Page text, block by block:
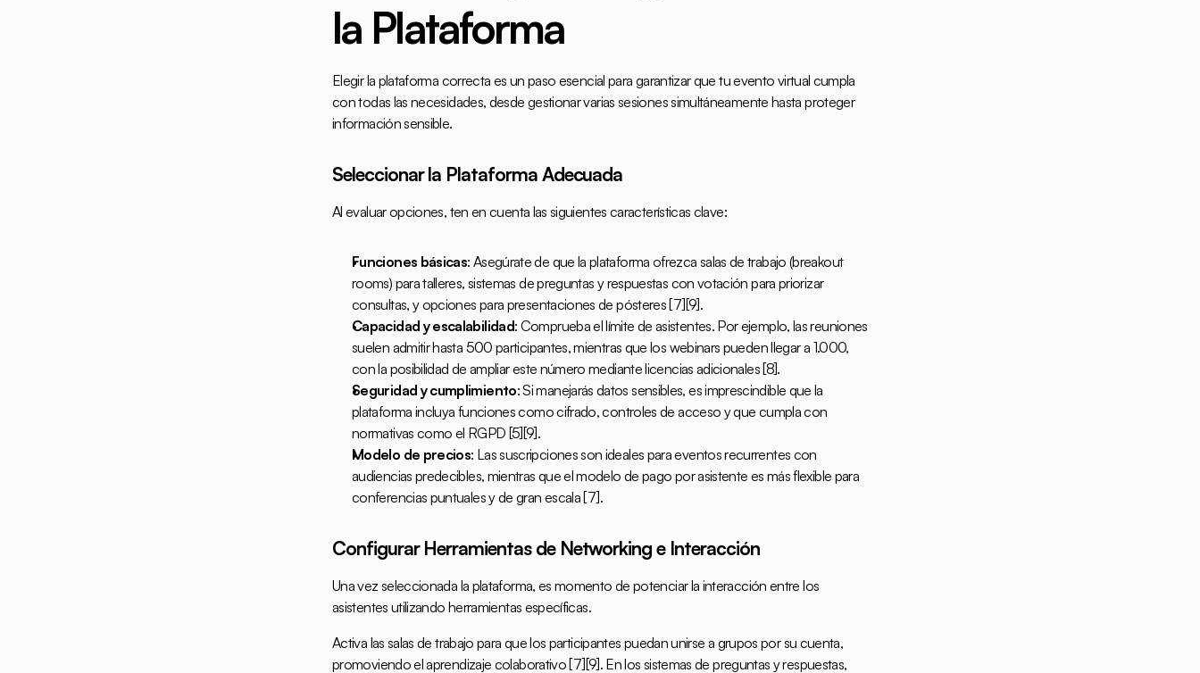
la Plataforma
Elegir la plataforma correcta es un paso esencial para garantizar que tu evento virtual cumpla
con todas las necesidades, desde gestionar varias sesiones simultáneamente hasta proteger
información sensible.
Seleccionar la Plataforma Adecuada
Al evaluar opciones, ten en cuenta las siguientes características clave:
Funciones básicas: Asegúrate de que la plataforma ofrezca salas de trabajo (breakout
rooms) para talleres, sistemas de preguntas y respuestas con votación para priorizar
consultas, y opciones para presentaciones de pósteres [7] [9].
Capacidad y escalabilidad: Comprueba el límite de asistentes. Por ejemplo, las reuniones
suelen admitir hasta 500 participantes, mientras que los webinars pueden llegar a 1.000,
con la posibilidad de ampliar este número mediante licencias adicionales [8].
Seguridad y cumplimiento: Si manejarás datos sensibles, es imprescindible que la
plataforma incluya funciones como cifrado, controles de acceso y que cumpla con
normativas como el RGPD [5] [9].
Modelo de precios: Las suscripciones son ideales para eventos recurrentes con
audiencias predecibles, mientras que el modelo de pago por asistente es más flexible para
conferencias puntuales y de gran escala [7].
Configurar Herramientas de Networking e Interacción
Una vez seleccionada la plataforma, es momento de potenciar la interacción entre los
asistentes utilizando herramientas específicas.
Activa las salas de trabajo para que los participantes puedan unirse a grupos por su cuenta,
promoviendo el aprendizaje colaborativo [7] [9]. En los sistemas de preguntas y respuestas,